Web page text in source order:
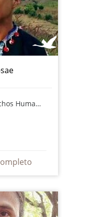
Defensor de Derechos Humanos